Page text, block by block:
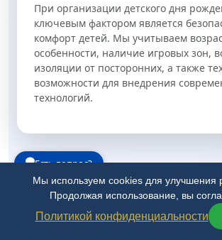
При организации детского дня
ключевым фактором является
комфорт детей. Мы учитываем
особенности, наличие игровых зон,
изоляции от посторонних, а также
возможности для внедрения
технологий.
Аниматоры и шоу-
программы для
Есть вопрос?
Мы используем cookies для улучшения
Продолжая использование, вы
Политикой конфиденциальности